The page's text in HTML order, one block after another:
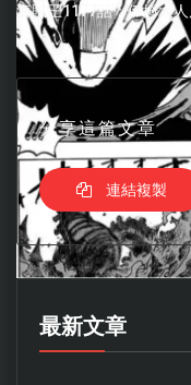
海賊王1177話：伊姆大
分享這篇文章
連結複製
最新文章